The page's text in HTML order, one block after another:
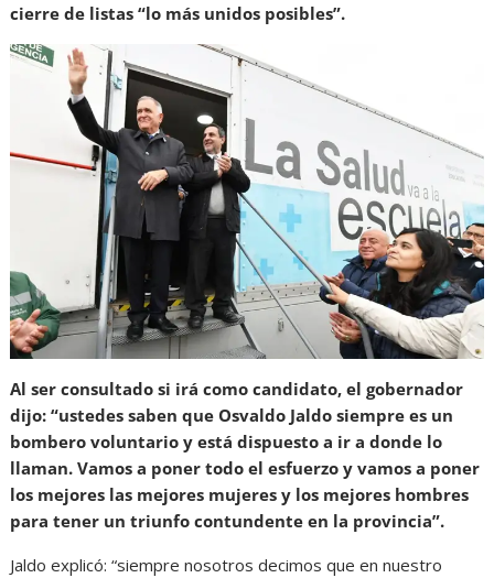
cierre de listas “lo más unidos posibles”.
Al ser consultado si irá como candidato, el gobernador
dijo: “ustedes saben que Osvaldo Jaldo siempre es un
bombero voluntario y está dispuesto a ir a donde lo
llaman. Vamos a poner todo el esfuerzo y vamos a poner
los mejores las mejores mujeres y los mejores hombres
para tener un triunfo contundente en la provincia”.
Jaldo explicó: “siempre nosotros decimos que en nuestro